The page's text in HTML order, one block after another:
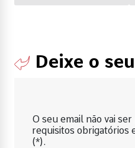
Deixe o
O seu email não vai
requisitos obrigatórios
(*).